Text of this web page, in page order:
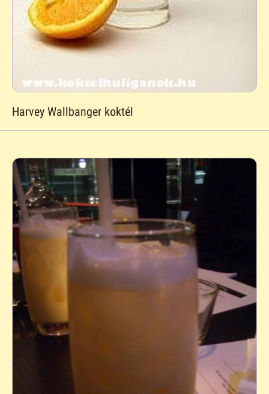
Harvey Wallbanger koktél